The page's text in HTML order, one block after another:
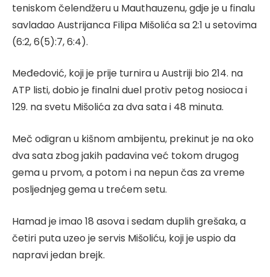
teniskom čelendžeru u Mauthauzenu, gdje je u finalu
savladao Austrijanca Filipa Mišolića sa 2:1 u setovima
(6:2, 6(5):7, 6:4).
Međedović, koji je prije turnira u Austriji bio 214. na
ATP listi, dobio je finalni duel protiv petog nosioca i
129. na svetu Mišolića za dva sata i 48 minuta.
Meč odigran u kišnom ambijentu, prekinut je na oko
dva sata zbog jakih padavina već tokom drugog
gema u prvom, a potom i na nepun čas za vreme
posljednjeg gema u trećem setu.
Hamad je imao 18 asova i sedam duplih grešaka, a
četiri puta uzeo je servis Mišoliću, koji je uspio da
napravi jedan brejk.